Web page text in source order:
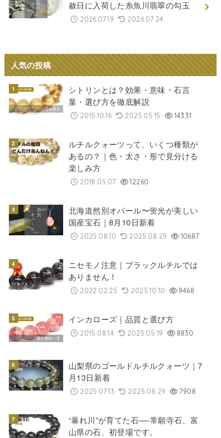
赦日に入荷した糸魚川翡翠の勾玉
2026.07.19 2026.07.24
人気の投稿
シトリンとは？効果・意味・石言
葉・選び方を徹底解説
2015.10.16 2025.05.15 14331
ルチルクォーツって、いくつ種類が
あるの？｜色・太さ・形で見分ける
楽しみ方
2018.05.07 12260
北海道然別オパール〜蛍光が美しい
国産宝石｜8月10日新着
2025.08.10 2025.08.29 10687
ニセモノ注意｜ブラックルチルでは
ありません！
2022.02.25 2025.10.10 9468
インカローズ｜品質と選び方
2015.08.14 2025.05.19 8830
山梨県のゴールドルチルクォーツ｜7
月13日新着
2025.07.13 2025.08.29 7908
“暴れ川”が育てた石──常願寺石、富
山県の石、初登場です。